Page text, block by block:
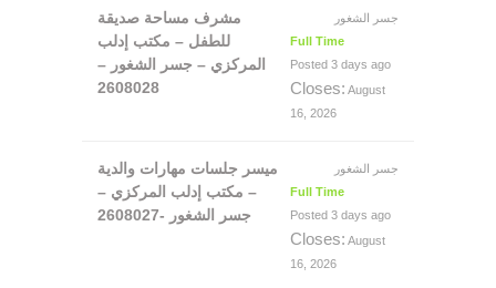
مشرف مساحة صديقة
للطفل – مكتب إدلب
المركزي – جسر الشغور –
2608028
جسر الشغور
Full Time
Posted 3 days ago
Closes: August
16, 2026
ميسر جلسات مهارات والدية
– مكتب إدلب المركزي –
جسر الشغور -2608027
جسر الشغور
Full Time
Posted 3 days ago
Closes: August
16, 2026